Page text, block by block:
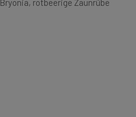
Bryonia, rotbeerige Zaunrübe